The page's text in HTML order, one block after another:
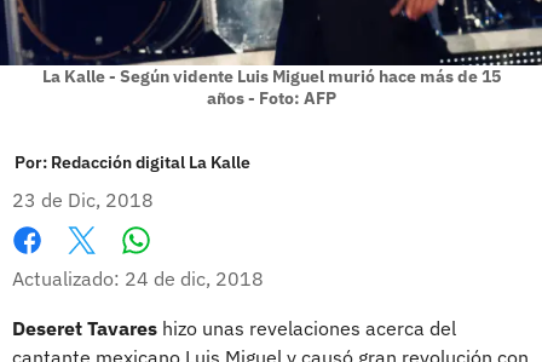
La Kalle - Según vidente Luis Miguel murió hace más de 15
años - Foto: AFP
Por: Redacción digital La Kalle
23 de Dic, 2018
Facebook
X
Actualizado: 24 de dic, 2018
Deseret Tavares hizo unas revelaciones acerca del
cantante mexicano Luis Miguel y causó gran revolución con